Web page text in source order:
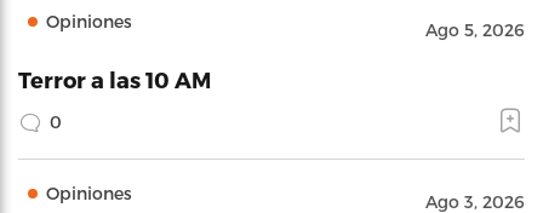
Opiniones Ago 5, 2026
Terror a las 10 AM
0
Opiniones Ago 3, 2026